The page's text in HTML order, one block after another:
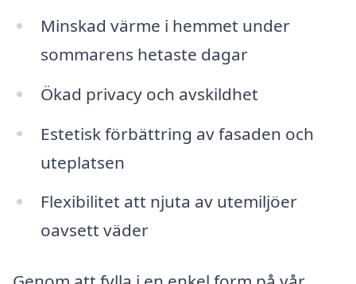
Minskad värme i hemmet under
sommarens hetaste dagar
Ökad privacy och avskildhet
Estetisk förbättring av fasaden och
uteplatsen
Flexibilitet att njuta av utemiljöer
oavsett väder